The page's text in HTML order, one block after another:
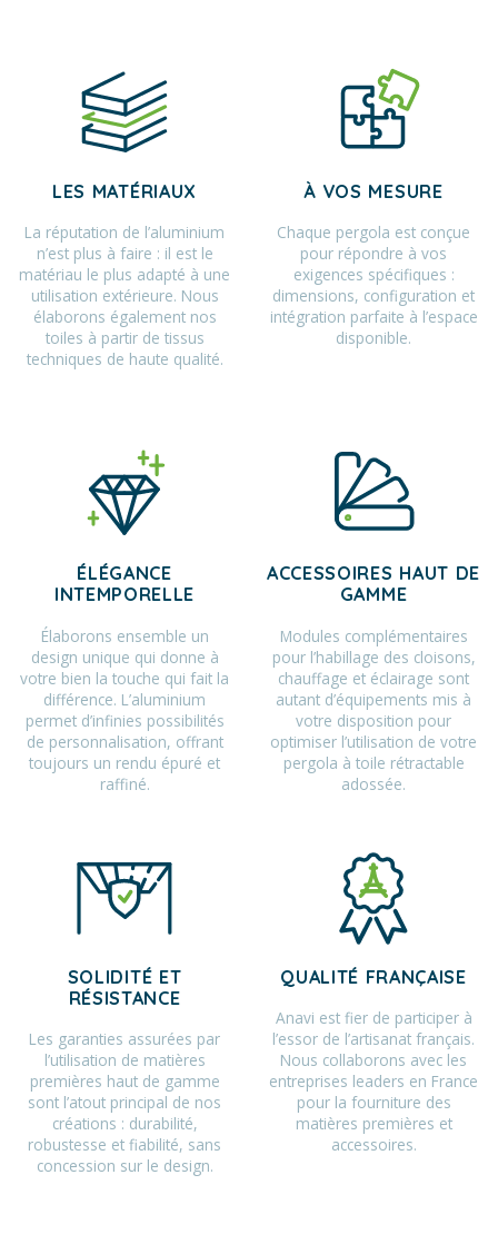
LES MATÉRIAUX
La réputation de l’aluminium
n’est plus à faire : il est le
matériau le plus adapté à une
utilisation extérieure. Nous
élaborons également nos
toiles à partir de tissus
techniques de haute qualité.
À VOS MESURE
Chaque pergola est conçue
pour répondre à vos
exigences spécifiques :
dimensions, configuration et
intégration parfaite à l’espace
disponible.
ÉLÉGANCE
INTEMPORELLE
Élaborons ensemble un
design unique qui donne à
votre bien la touche qui fait la
différence. L’aluminium
permet d’infinies possibilités
de personnalisation, offrant
toujours un rendu épuré et
raffiné.
ACCESSOIRES HAUT DE
GAMME
Modules complémentaires
pour l’habillage des cloisons,
chauffage et éclairage sont
autant d’équipements mis à
votre disposition pour
optimiser l’utilisation de votre
pergola à toile rétractable
adossée.
SOLIDITÉ ET
RÉSISTANCE
Les garanties assurées par
l’utilisation de matières
premières haut de gamme
sont l’atout principal de nos
créations : durabilité,
robustesse et fiabilité, sans
concession sur le design.
QUALITÉ FRANÇAISE
Anavi est fier de participer à
l’essor de l’artisanat français.
Nous collaborons avec les
entreprises leaders en France
pour la fourniture des
matières premières et
accessoires.